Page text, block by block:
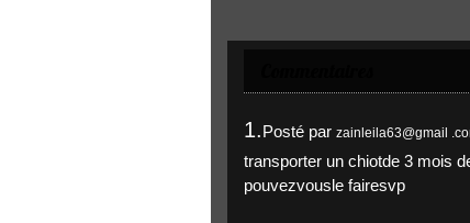
1.Posté par zainleila63@gmail
transporter un chiotde 3 mois
pouvezvousle fairesvp